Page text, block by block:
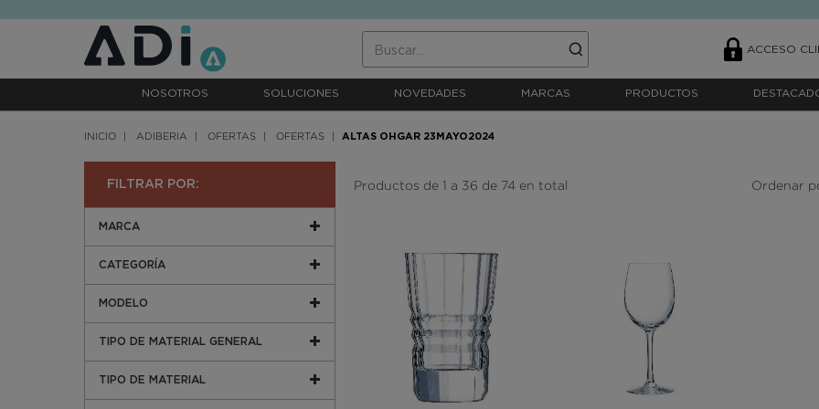
ACCESO
NOSOTROS SOLUCIONES NOVEDADES MARCAS PRODUCTOS
INICIO ADIBERIA OFERTAS OFERTAS ALTAS OHGAR 23MAYO2024
FILTRAR POR:
MARCA
CATEGORÍA
MODELO
TIPO DE MATERIAL GENERAL
TIPO DE MATERIAL
Productos de 1 a 36 de 74 en total Ordenar